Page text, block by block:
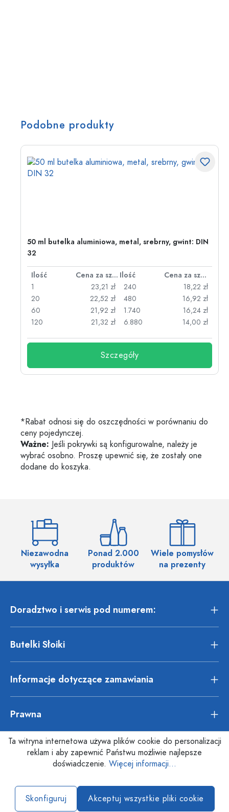
Podobne produkty
50 ml butelka aluminiowa, metal, srebrny, gwint: DIN
32
Ilość Cena za sztukę Ilość
Cena za sztukę
1
23,21 zł
20
22,52 zł
60
21,92 zł
120
21,32 zł
240
18,22 zł
480
16,92 zł
1.740
16,24 zł
6.880
14,00 zł
Szczegóły
*Rabat odnosi się do oszczędności w porównaniu do
ceny pojedynczej.
Ważne: Jeśli pokrywki są konfigurowalne, należy je
wybrać osobno. Proszę upewnić się, że zostały one
dodane do koszyka.
Niezawodna
wysyłka
Ponad 2.000
produktów
Wiele pomysłów
na prezenty
Doradztwo i serwis pod numerem:
Butelki Słoiki
Informacje dotyczące zamawiania
Prawna
Ta witryna internetowa używa plików cookie do personalizacji
reklam i aby zapewnić Państwu możliwie najlepsze
doświadczenie. Więcej informacji...
Skonfiguruj Akceptuj wszystkie pliki cookie